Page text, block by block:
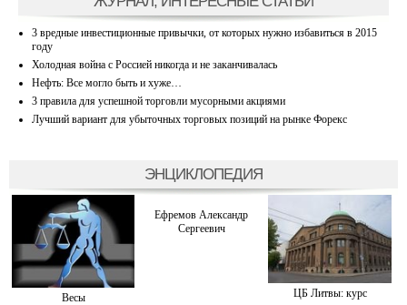
3 вредные инвестиционные привычки, от которых нужно избавиться в 2015
году
Холодная война с Россией никогда и не заканчивалась
Нефть: Все могло быть и хуже…
3 правила для успешной торговли мусорными акциями
Лучший вариант для убыточных торговых позиций на рынке Форекс
ЭНЦИКЛОПЕДИЯ
Весы
Ефремов Александр
Сергеевич
ЦБ Литвы: курс